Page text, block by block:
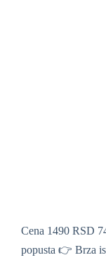
Cena 1490 RSD
popusta 👉 Brza